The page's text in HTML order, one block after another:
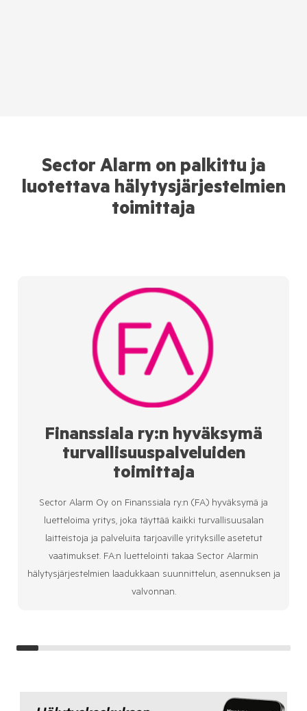
Sector Alarm on palkittu ja
luotettava hälytysjärjestelmien
toimittaja
Finanssiala ry:n hyväksymä
turvallisuuspalveluiden
toimittaja
Sector Alarm Oy on Finanssiala ry:n (FA) hyväksymä ja
luetteloima yritys, joka täyttää kaikki turvallisuusalan
laitteistoja ja palveluita tarjoaville yrityksille asetetut
vaatimukset. FA:n luettelointi takaa Sector Alarmin
hälytysjärjestelmien laadukkaan suunnittelun, asennuksen ja
valvonnan.